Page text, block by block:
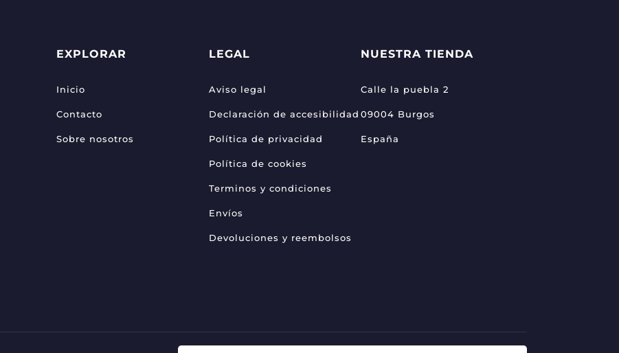
EXPLORAR
Inicio
Contacto
Sobre nosotros
LEGAL
Aviso legal
Declaración de accesibilidad
Política de privacidad
Política de cookies
Terminos y condiciones
Envíos
Devoluciones y reembolsos
NUESTRA TIENDA
Calle la puebla 2
09004 Burgos
España